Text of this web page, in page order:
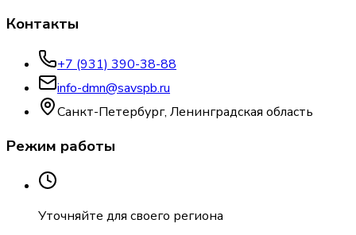
Контакты
+7 (931) 390-38-88
info-dmn@savspb.ru
Санкт-Петербург, Ленинградская область
Режим работы
Уточняйте для своего региона